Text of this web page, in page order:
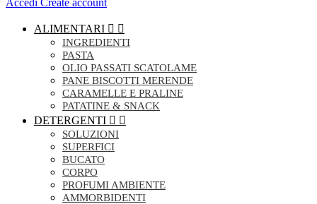
ALIMENTARI  
INGREDIENTI
PASTA
OLIO PASSATI SCATOLAME
PANE BISCOTTI MERENDE
CARAMELLE E PRALINE
PATATINE & SNACK
DETERGENTI  
SOLUZIONI
SUPERFICI
BUCATO
CORPO
PROFUMI AMBIENTE
AMMORBIDENTI